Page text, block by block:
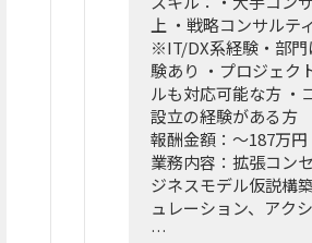
上 ・戦略コンサルテ
※IT/DX系経験・部門
験あり ・プロジェク
ルも対応可能な方 ・
設立の経験がある方
報酬金額：～187万円
業務内容：拡張コン
ジネスモデル仮説構
ュレーション、アク